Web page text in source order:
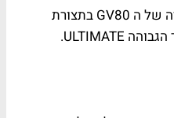
של ה GV80 בתצורת
הגבוהה ULTIMATE
.